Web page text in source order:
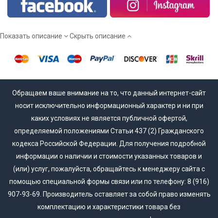
Мы работаем напрямую от производителя, а потому вы
недорого!
Показать описание Скрыть описание
Обращаем ваше внимание на то, что данный интернет-сайт
носит исключительно информационный характер и ни при
каких условиях не является публичной офертой,
определяемой положениями Статьи 437 (2) Гражданского
кодекса Российской Федерации. Для получения подробной
информации о наличии и стоимости указанных товаров и
(или) услуг, пожалуйста, обращайтесь к менеджеру сайта с
помощью специальной формы связи или по телефону: 8 (916)
907-93-69. Производитель оставляет за собой право изменять
комплектацию и характеристики товара без